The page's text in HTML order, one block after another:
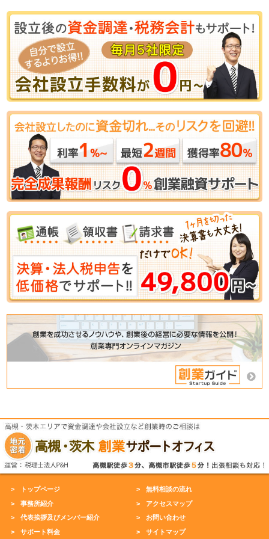
トップページ
事務所紹介
代表挨拶及びメンバー紹介
サポート料金
無料相談の流れ
アクセスマップ
お問い合わせ
サイトマップ